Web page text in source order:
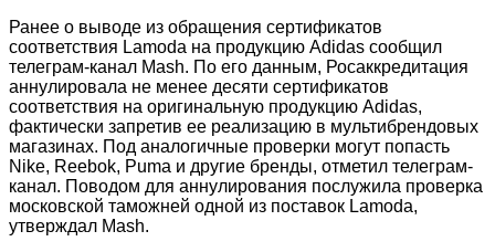
Ранее о выводе из обращения сертификатов
соответствия Lamoda на продукцию Adidas сообщил
телеграм-канал Mash. По его данным, Росаккредитация
аннулировала не менее десяти сертификатов
соответствия на оригинальную продукцию Adidas,
фактически запретив ее реализацию в мультибрендовых
магазинах. Под аналогичные проверки могут попасть
Nike, Reebok, Puma и другие бренды, отметил телеграм-
канал. Поводом для аннулирования послужила проверка
московской таможней одной из поставок Lamoda,
утверждал Mash.